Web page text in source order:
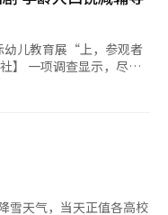
儿教育展“上，参观者
管
去年韩国学生课外辅导
若不改善就业市场等经
2004年（47.7万人）减
少至697.8万人，减少
今年没有招收新生的学校